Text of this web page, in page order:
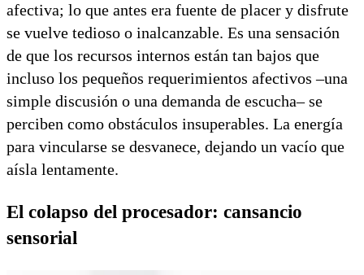
afectiva; lo que antes era fuente de placer y disfrute
se vuelve tedioso o inalcanzable. Es una sensación
de que los recursos internos están tan bajos que
incluso los pequeños requerimientos afectivos –una
simple discusión o una demanda de escucha– se
perciben como obstáculos insuperables. La energía
para vincularse se desvanece, dejando un vacío que
aísla lentamente.
El colapso del procesador: cansancio
sensorial